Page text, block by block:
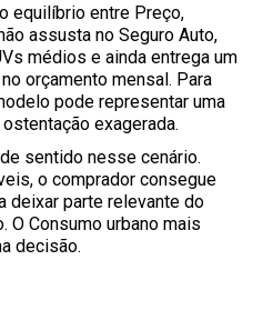
equilíbrio entre Preço,
assusta no Seguro Auto,
médios e ainda entrega um
orçamento mensal. Para
pode representar uma
exagerada.
sentido nesse cenário.
o comprador consegue
deixar parte relevante do
O Consumo urbano mais
decisão.